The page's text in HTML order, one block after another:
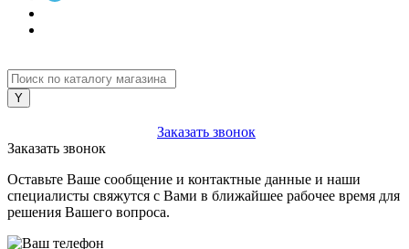
Заказать звонок
Заказать звонок
Оставьте Ваше сообщение и контактные данные и наши
специалисты свяжутся с Вами в ближайшее рабочее время для
решения Вашего вопроса.